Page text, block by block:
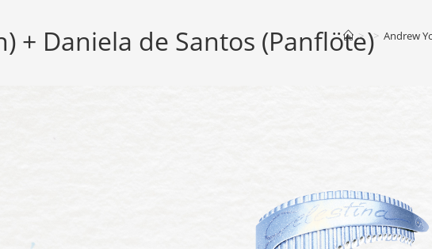
+ Daniela de Santos (Panflöte)
> > Andrew